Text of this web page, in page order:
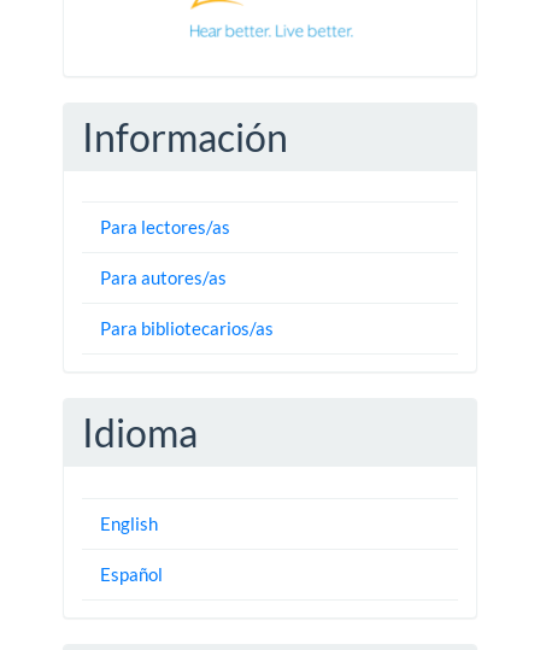
Información
Para lectores/as
Para autores/as
Para bibliotecarios/as
Idioma
English
Español